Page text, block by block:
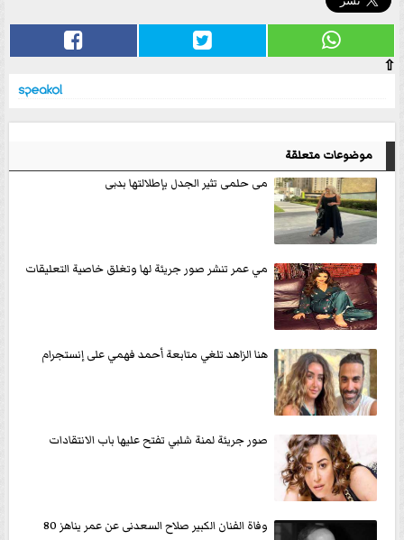
⇧
موضوعات متعلقة
مى حلمى تثير الجدل بإطلالتها بدبى
مي عمر تنشر صور جريئة لها وتغلق خاصية التعليقات
هنا الزاهد تلغي متابعة أحمد فهمي على إنستجرام
صور جريئة لمنة شلبي تفتح عليها باب الانتقادات
وفاة الفنان الكبير صلاح السعدنى عن عمر يناهز 80